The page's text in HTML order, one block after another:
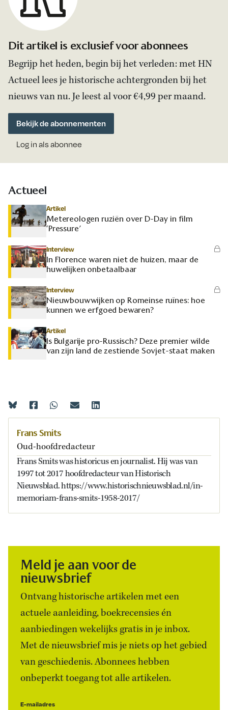
Dit artikel is exclusief voor abonnees
Begrijp het heden, begin bij het verleden: met HN
Actueel lees je historische achtergronden bij het
nieuws van nu. Je leest al voor €4,99 per maand.
Bekijk de abonnementen
Log in als abonnee
Actueel
Artikel
Metereologen ruziën over D-Day in film
‘Pressure’
Interview
In Florence waren niet de huizen, maar de
huwelijken onbetaalbaar
Interview
Nieuwbouwwijken op Romeinse ruïnes: hoe
kunnen we erfgoed bewaren?
Artikel
Is Bulgarije pro-Russisch? Deze premier wilde
van zijn land de zestiende Sovjet-staat maken
Frans Smits
Oud-hoofdredacteur
Frans Smits was historicus en journalist. Hij was van
1997 tot 2017 hoofdredacteur van Historisch
Nieuwsblad. https://www.historischnieuwsblad.nl/in-
memoriam-frans-smits-1958-2017/
Meld je aan voor de
nieuwsbrief
Ontvang historische artikelen met een
actuele aanleiding, boekrecensies én
aanbiedingen wekelijks gratis in je inbox.
Met de nieuwsbrief mis je niets op het gebied
van geschiedenis. Abonnees hebben
onbeperkt toegang tot alle artikelen.
E-mailadres